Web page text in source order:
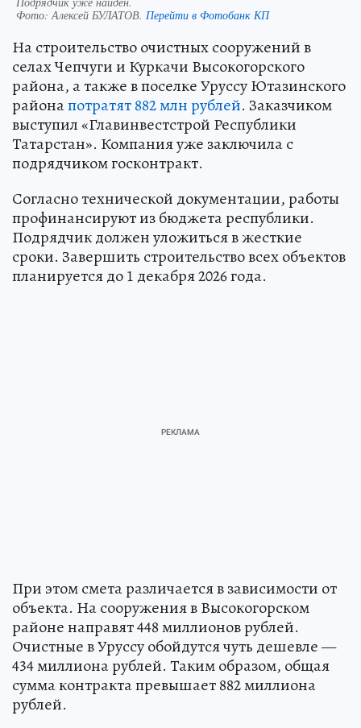
Фото:Алексей БУЛАТОВ. Перейти в Фотобанк КП
На строительство очистных сооружений в
селах Чепчуги и Куркачи Высокогорского
района, а также в поселке Уруссу Ютазинского
районапотратят 882 млн рублей. Заказчиком
выступил «Главинвестстрой Республики
Татарстан». Компания уже заключила с
подрядчиком госконтракт.
Согласно технической документации, работы
профинансируют из бюджета республики.
Подрядчик должен уложиться в жесткие
сроки. Завершить строительство всех объектов
планируется до 1 декабря 2026 года.
При этом смета различается в зависимости от
объекта. На сооружения в Высокогорском
районе направят 448 миллионов рублей.
Очистные в Уруссу обойдутся чуть дешевле —
434 миллиона рублей. Таким образом, общая
сумма контракта превышает 882 миллиона
рублей.